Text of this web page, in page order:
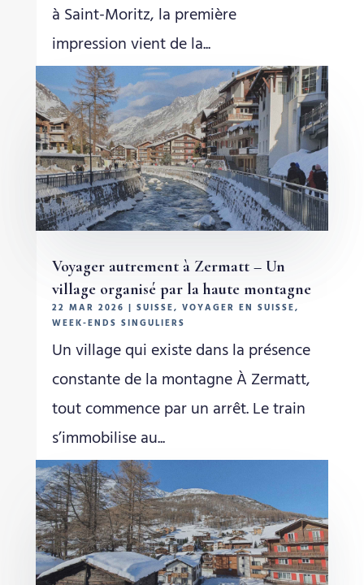
à Saint-Moritz, la première
impression vient de la...
Voyager autrement à Zermatt – Un
village organisé par la haute montagne
22 MAR 2026 | SUISSE, VOYAGER EN SUISSE,
WEEK-ENDS SINGULIERS
Un village qui existe dans la présence
constante de la montagne À Zermatt,
tout commence par un arrêt. Le train
s’immobilise au...